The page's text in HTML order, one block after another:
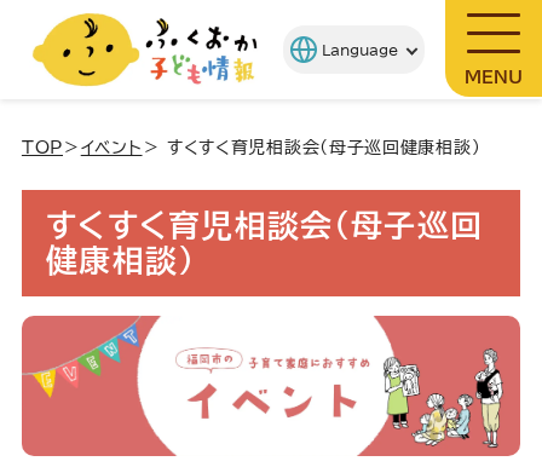
MENU
TOP ＞ イベント ＞ すくすく育児相談会(母子巡回健康相談)
すくすく育児相談会(母子巡回
健康相談)